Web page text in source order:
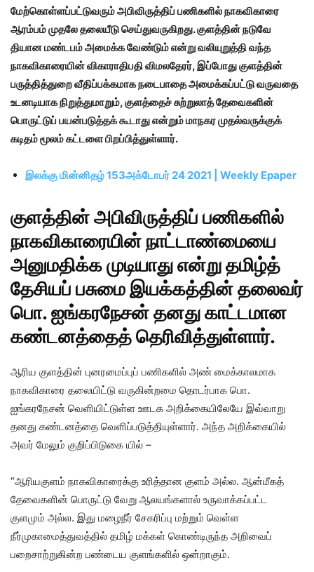
மேற்கொள்ளப்பட்டுவரும் அபிவிருத்திப் பணிகளில் நாகவிகாரை
ஆரம்பம் முதலே தலையீடு செய்துவருகிறது. குளத்தின் நடுவே
தியான மண்டபம் அமைக்க வேண்டும் என்று வலியுறுத்தி வந்த
நாகவிகாரையின் விகாராதிபதி விமலதேரர், இப்போது குளத்தின்
பருத்தித்துறை வீதிப்பக்கமாக நடைபாதை அமைக்கப்பட்டு வருவதை
உடனடியாக நிறுத்துமாறும், குளத்தைச் சுற்றுலாத் தேவைகளின்
பொருட்டுப் பயன்படுத்தக் கூடாது என்றும் மாநகர முதல்வருக்குக்
கடிதம் மூலம் கட்டளை பிறப்பித்துள்ளார்.
இலக்கு மின்னிதழ் 153அக்டோபர் 24 2021 | Weekly Epaper
குளத்தின் அபிவிருத்திப் பணிகளில்
நாகவிகாரையின் நாட்டாண்மையை
அனுமதிக்க முடியாது என்று தமிழ்த்
தேசியப் பசுமை இயக்கத்தின் தலைவர்
பொ. ஐங்கரநேசன்தனது காட்டமான
கண்டனத்தைத் தெரிவித்துள்ளார்.
ஆரிய குளத்தின் புனரமைப்புப் பணிகளில் அண் மைக்காலமாக
நாகவிகாரை தலையிட்டு வருகின்றமை தொடர்பாக பொ.
ஐங்கரநேசன் வெளியிட்டுள்ள ஊடக அறிக்கையிலேயே இவ்வாறு
தனது கண்டனத்தை வெளிப்படுத்தியுள்ளார். அந்த அறிக்கையில்
அவர் மேலும் குறிப்பிடுகை யில் –
“ஆரியகுளம் நாகவிகாரைக்கு உரித்தான குளம் அல்ல. ஆன்மீகத்
தேவைகளின் பொருட்டு வேறு ஆலயங்களால் உருவாக்கப்பட்ட
குளமும் அல்ல. இது மழைநீர் சேகரிப்பு மற்றும் வெள்ள
நீர்முகாமைத்துவத்தில் தமிழ் மக்கள் கொண்டிருந்த அறிவைப்
பறைசாற்றுகின்ற பண்டைய குளங்களில் ஒன்றாகும்.